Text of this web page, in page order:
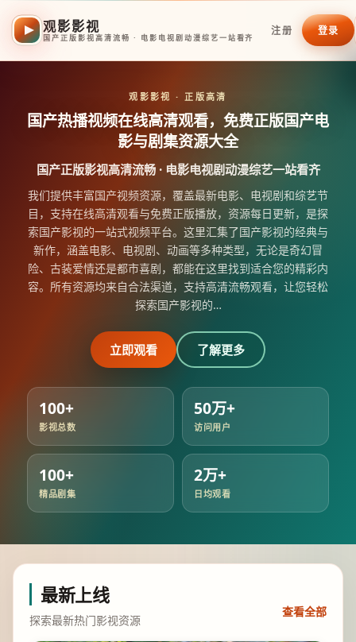
观影影视
国产正版影视高清流畅 · 电影电视剧动漫综艺一站看齐
注册 登录
观影影视 · 正版高清
国产热播视频在线高清观看，免费正版国产电
影与剧集资源大全
国产正版影视高清流畅 · 电影电视剧动漫综艺一站看齐
我们提供丰富国产视频资源，覆盖最新电影、电视剧和综艺节
目，支持在线高清观看与免费正版播放，资源每日更新，是探
索国产影视的一站式视频平台。这里汇集了国产影视的经典与
新作，涵盖电影、电视剧、动画等多种类型，无论是奇幻冒
险、古装爱情还是都市喜剧，都能在这里找到适合您的精彩内
容。所有资源均来自合法渠道，支持高清流畅观看，让您轻松
探索国产影视的…
立即观看 了解更多
100+
影视总数
50万+
访问用户
100+
精品剧集
2万+
日均观看
最新上线
探索最新热门影视资源
查看全部